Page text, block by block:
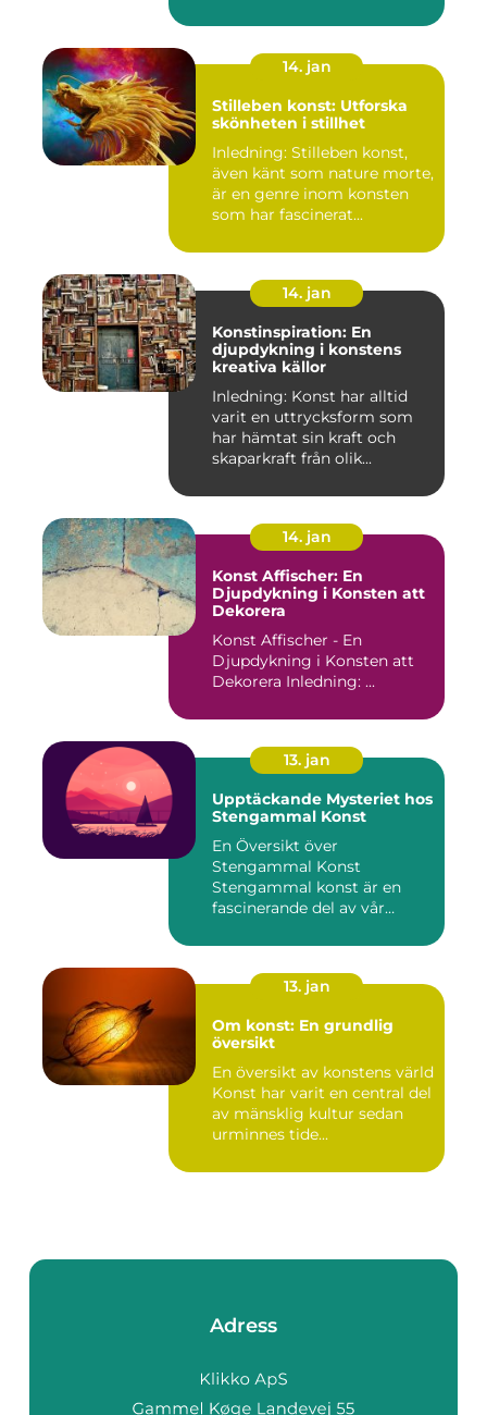
14. jan
Stilleben konst: Utforska
skönheten i stillhet
Inledning: Stilleben konst,
även känt som nature morte,
är en genre inom konsten
som har fascinerat...
14. jan
Konstinspiration: En
djupdykning i konstens
kreativa källor
Inledning: Konst har alltid
varit en uttrycksform som
har hämtat sin kraft och
skaparkraft från olik...
14. jan
Konst Affischer: En
Djupdykning i Konsten att
Dekorera
Konst Affischer - En
Djupdykning i Konsten att
Dekorera Inledning: ...
13. jan
Upptäckande Mysteriet hos
Stengammal Konst
En Översikt över
Stengammal Konst
Stengammal konst är en
fascinerande del av vår
13. jan
Om konst: En grundlig
översikt
En översikt av konstens värld
Konst har varit en central del
av mänsklig kultur sedan
urminnes tide...
Adress